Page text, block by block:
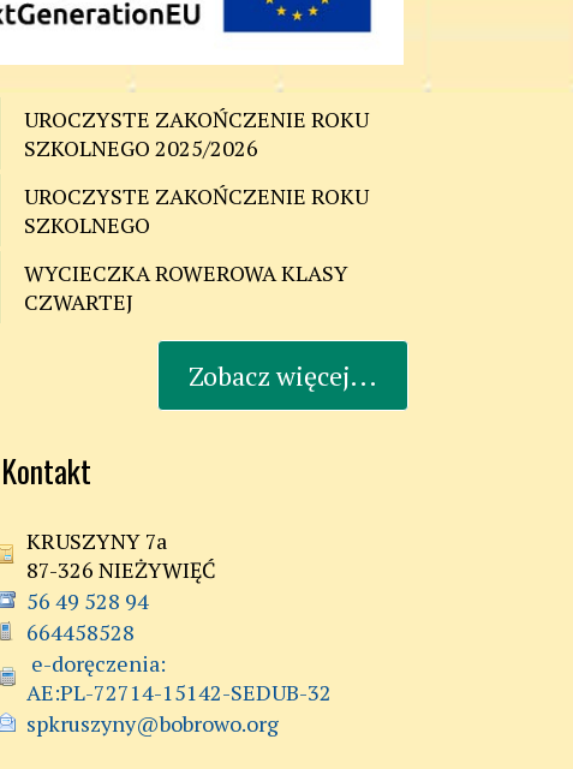
UROCZYSTE ZAKOŃCZENIE ROKU
SZKOLNEGO 2025/2026
UROCZYSTE ZAKOŃCZENIE ROKU
SZKOLNEGO
WYCIECZKA ROWEROWA KLASY
CZWARTEJ
Zobacz więcej...
Kontakt
KRUSZYNY 7a
87-326 NIEŻYWIĘĆ
56 49 528 94
664458528
AE:PL-72714-15142-SEDUB-32
spkruszyny@bobrowo.org